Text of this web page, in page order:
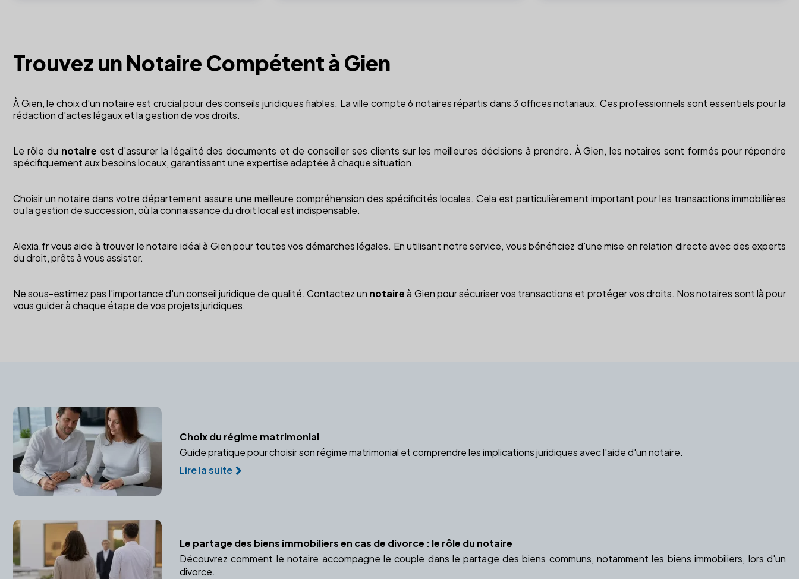
Trouvez un Notaire Compétent à Gien
À Gien, le choix d'un notaire est crucial pour des conseils juridiques fiables. La ville compte 6 notaires répartis dans 3 offices notariaux. Ces professionnels sont essentiels pour la
rédaction d'actes légaux et la gestion de vos droits.
Le rôle du notaire est d'assurer la légalité des documents et de conseiller ses clients sur les meilleures décisions à prendre. À Gien, les notaires sont formés pour répondre
spécifiquement aux besoins locaux, garantissant une expertise adaptée à chaque situation.
Choisir un notaire dans votre département assure une meilleure compréhension des spécificités locales. Cela est particulièrement important pour les transactions immobilières
ou la gestion de succession, où la connaissance du droit local est indispensable.
Alexia.fr vous aide à trouver le notaire idéal à Gien pour toutes vos démarches légales. En utilisant notre service, vous bénéficiez d'une mise en relation directe avec des experts
du droit, prêts à vous assister.
Ne sous-estimez pas l'importance d'un conseil juridique de qualité. Contactez un notaireà Gien pour sécuriser vos transactions et protéger vos droits. Nos notaires sont là pour
vous guider à chaque étape de vos projets juridiques.
Choix du régime matrimonial
Guide pratique pour choisir son régime matrimonial et comprendre les implications juridiques avec l'aide d'un notaire.
Lire la suite
Le partage des biens immobiliers en cas de divorce : le rôle du notaire
Découvrez comment le notaire accompagne le couple dans le partage des biens communs, notamment les biens immobiliers, lors d'un
divorce.